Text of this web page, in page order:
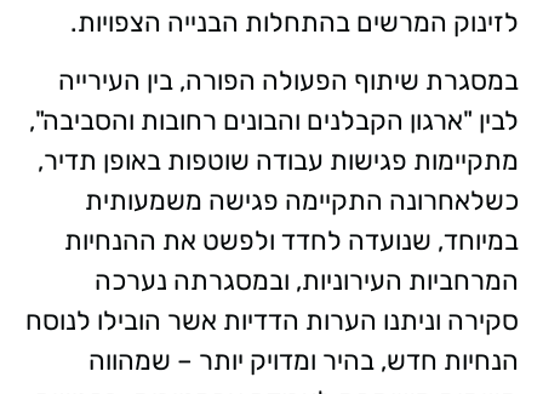
לזינוק המרשים בהתחלות הבנייה הצפויות.
במסגרת שיתוף הפעולה הפורה, בין העירייה
לבין "ארגון הקבלנים והבונים רחובות והסביבה",
מתקיימות פגישות עבודה שוטפות באופן תדיר,
כשלאחרונה התקיימה פגישה משמעותית
במיוחד, שנועדה לחדד ולפשט את ההנחיות
המרחביות העירוניות, ובמסגרתה נערכה
סקירה וניתנו הערות הדדיות אשר הובילו לנוסח
הנחיות חדש, בהיר ומדויק יותר – שמהווה